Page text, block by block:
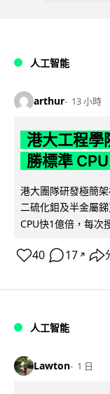
人工智能
arthur 13 小時
港大工程學
勝標準
港大團隊研發極簡
二硫化鉬及半金屬
CPU快1億倍，每次
40 17 ↗
人工智能
Lawton 1 日